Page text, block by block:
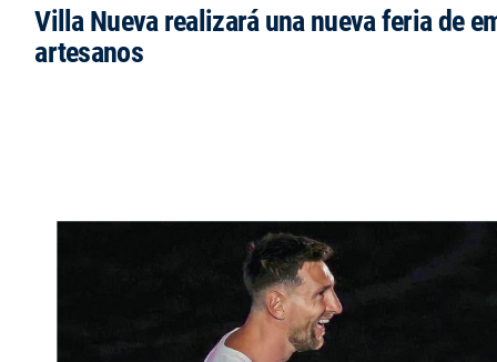
Villa Nueva realizará una nueva feria de
artesanos